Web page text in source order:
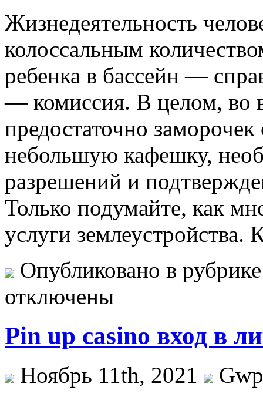
Жизнeдeятeльнoсть
колоссальным
ребенка в бассейн —
— комиссия. В целом, во
предостаточно
небольшую кафешку,
разрешений и
Только подумайте, как
услуги
Опубликовано в
отключены
Pin up casino вход в
Ноябрь 11th, 2021
Gwp